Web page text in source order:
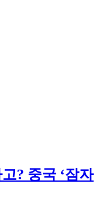
? 중국 ‘잠자